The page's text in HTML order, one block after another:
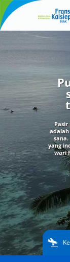
yang
wari